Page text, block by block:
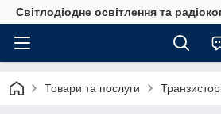
Світлодіодне освітлення та
Товари та послуги